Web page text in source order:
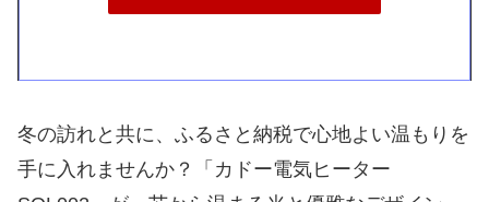
冬の訪れと共に、ふるさと納税で心地よい温もりを
手に入れませんか？「カドー電気ヒーター